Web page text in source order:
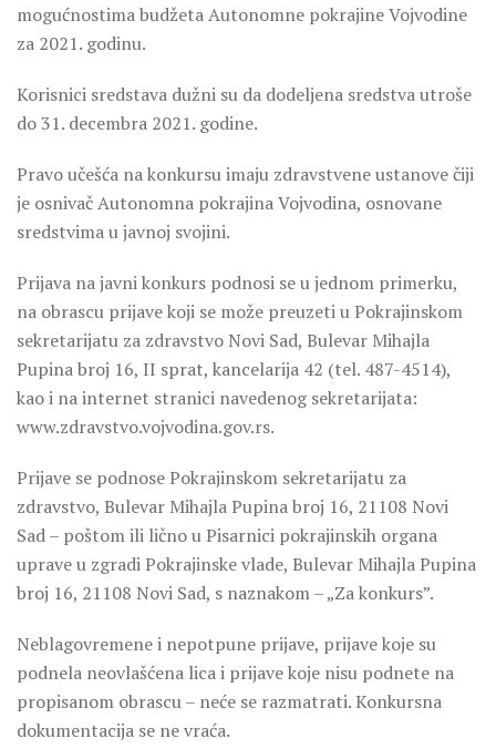
mogućnostima budžeta Autonomne pokrajine Vojvodine
za 2021. godinu.
Korisnici sredstava dužni su da dodeljena sredstva utroše
do 31. decembra 2021. godine.
Pravo učešća na konkursu imaju zdravstvene ustanove čiji
je osnivač Autonomna pokrajina Vojvodina, osnovane
sredstvima u javnoj svojini.
Prijava na javni konkurs podnosi se u jednom primerku,
na obrascu prijave koji se može preuzeti u Pokrajinskom
sekretarijatu za zdravstvo Novi Sad, Bulevar Mihajla
Pupina broj 16, II sprat, kancelarija 42 (tel. 487-4514),
kao i na internet stranici navedenog sekretarijata:
www.zdravstvo.vojvodina.gov.rs.
Prijave se podnose Pokrajinskom sekretarijatu za
zdravstvo, Bulevar Mihajla Pupina broj 16, 21108 Novi
Sad – poštom ili lično u Pisarnici pokrajinskih organa
uprave u zgradi Pokrajinske vlade, Bulevar Mihajla Pupina
broj 16, 21108 Novi Sad, s naznakom – „Za konkurs”.
Neblagovremene i nepotpune prijave, prijave koje su
podnela neovlašćena lica i prijave koje nisu podnete na
propisanom obrascu – neće se razmatrati. Konkursna
dokumentacija se ne vraća.